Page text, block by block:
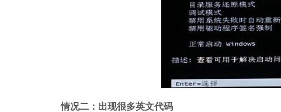
情况二：出现很多英文代码